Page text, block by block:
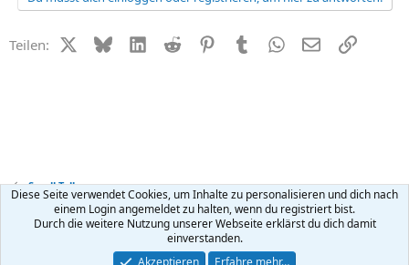
Teilen: X (Twitter)
BlueskyLinkedIn
Reddit PinterestTumblr WhatsApp
E-MailLink
Small Talk
Kontakt Nutzungsbedingungen Datenschutz Hilfe
R
Community platform by XenForo ® © 2010-2026 XenForo Ltd.
Diese Seite verwendet Cookies, um Inhalte zu personalisieren und dich nach
einem Login angemeldet zu halten, wenn du registriert bist.
Durch die weitere Nutzung unserer Webseite erklärst du dich damit
einverstanden.
Akzeptieren
Erfahre mehr…